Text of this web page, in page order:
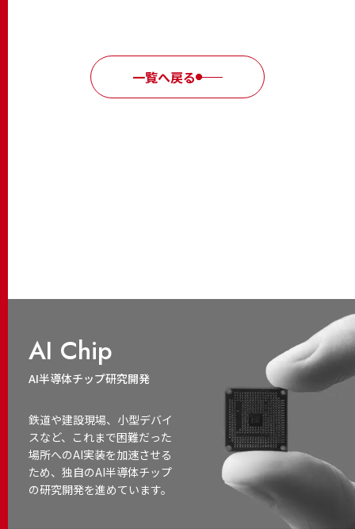
一覧へ戻る
AI Chip
AI半導体チップ研究開発
鉄道や建設現場、小型デバイ
スなど、これまで困難だった
場所へのAI実装を加速させる
ため、独自のAI半導体チップ
の研究開発を進めています。